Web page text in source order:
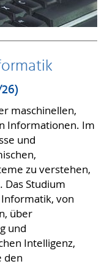
maschinellen,
Informationen. Im
und
zu verstehen,
Das Studium
von
über
und
Intelligenz,
den